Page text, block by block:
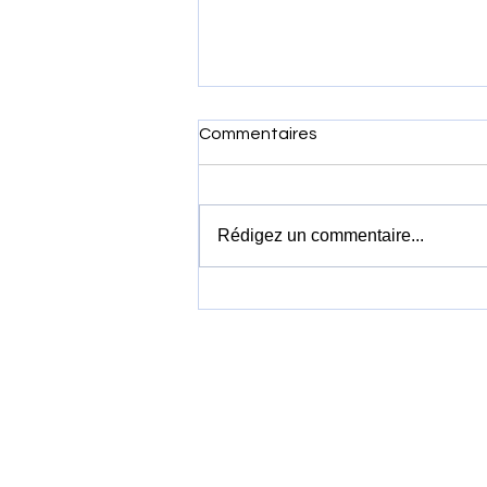
Commentaires
Rédigez un commentaire...